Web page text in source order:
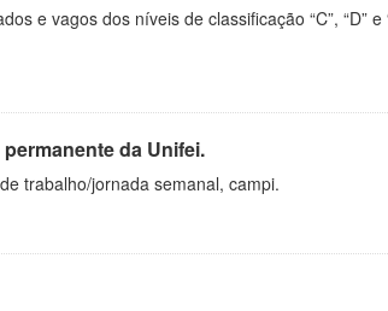
e vagos dos níveis de classificação “C”, “D” e
da Unifei.
trabalho/jornada semanal, campi.